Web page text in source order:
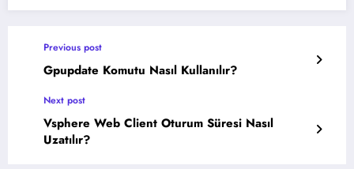
Previous post
Gpupdate Komutu Nasıl Kullanılır?
Next post
Vsphere Web Client Oturum Süresi Nasıl
Uzatılır?